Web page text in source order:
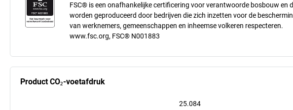
FSC® is een onafhankelijke certificering voor verantwoorde bosbouw en
worden geproduceerd door bedrijven die zich inzetten voor de
van werknemers, gemeenschappen en inheemse volkeren respecteren.
www.fsc.org, FSC® N001883
Product CO₂-voetafdruk
25.084